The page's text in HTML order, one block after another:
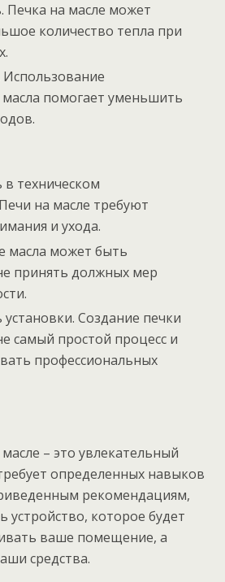
Печка на масле может
количество тепла при
Использование
помогает уменьшить
техническом
на масле требуют
и ухода.
масла может быть
принять должных мер
Создание печки
самый простой процесс и
профессиональных
– это увлекательный
определенных навыков
рекомендациям,
устройство, которое будет
ваше помещение, а
средства.